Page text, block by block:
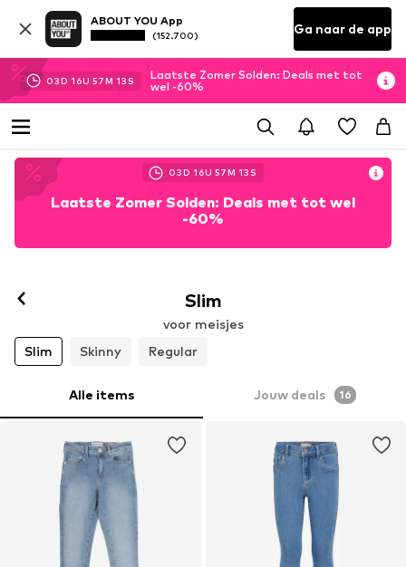
ABOUT YOU App
(152.700) Ga naar de app
03D 16U 57M 11 S
Laatste Zomer Solden: Deals met tot
wel -60%
03D 16U 57M 11 S
Laatste Zomer Solden: Deals met tot wel
-60%
Slim
voor meisjes
Slim
Skinny Regular
Alle items Jouw deals 16